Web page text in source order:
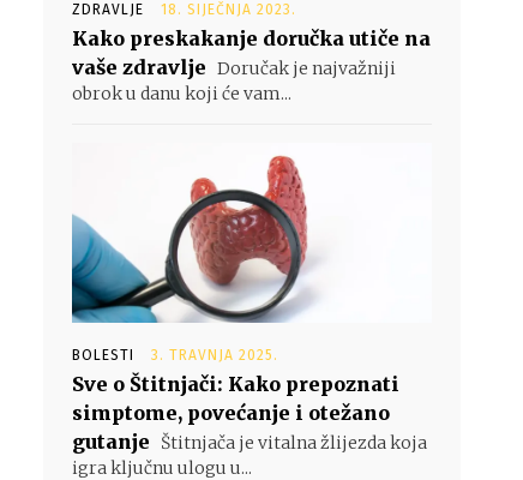
ZDRAVLJE 18. SIJEČNJA 2023.
Kako preskakanje doručka utiče na
vaše zdravlje Doručak je najvažniji
obrok u danu koji će vam...
BOLESTI 3. TRAVNJA 2025.
Sve o Štitnjači: Kako prepoznati
simptome, povećanje i otežano
gutanje
Štitnjača je vitalna žlijezda koja
igra ključnu ulogu u...